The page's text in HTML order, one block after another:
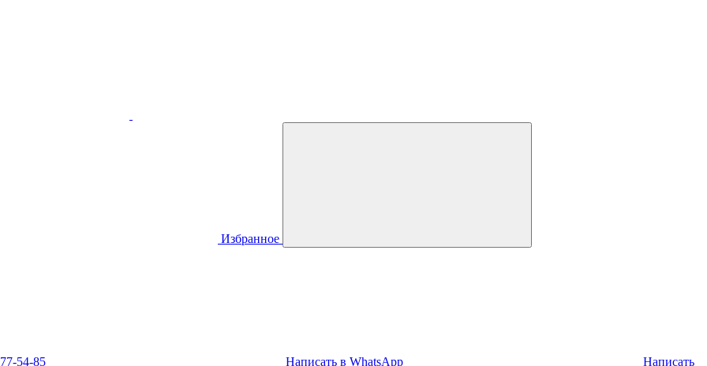
Избранное
54-85 Написать в WhatsApp Написать